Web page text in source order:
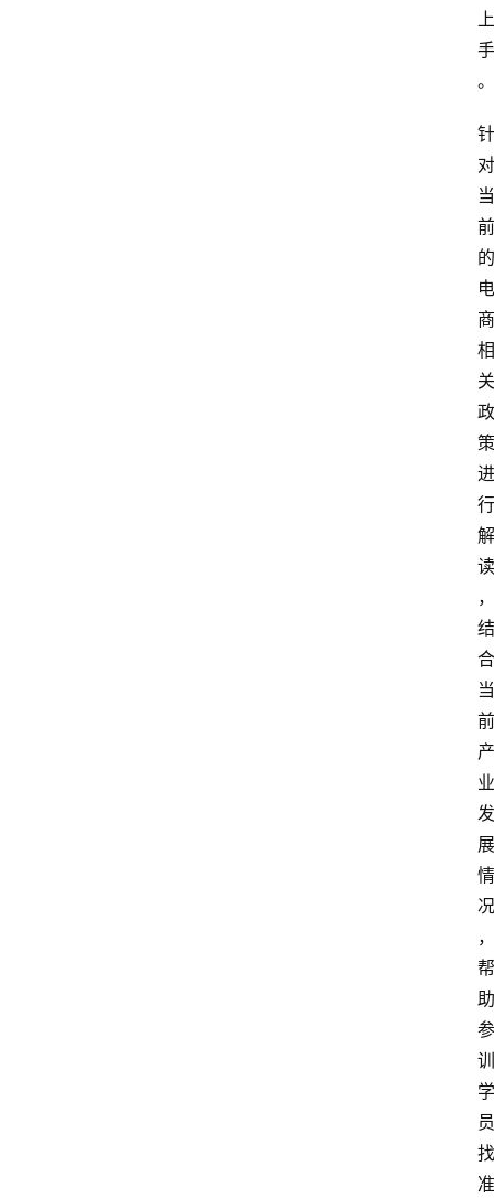
上
手
。
针
对
当
前
的
电
商
相
关
政
策
进
行
解
读
，
结
合
当
前
产
业
发
展
情
况
，
帮
助
参
训
学
员
找
准